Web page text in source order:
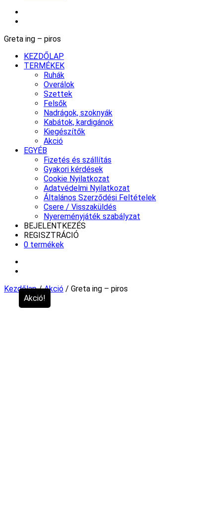
Greta ing – piros
KEZDŐLAP
TERMÉKEK
Ruhák
Overálok
Szettek
Felsők
Nadrágok, szoknyák
Kabátok, kardigánok
Kiegészítők
Akció
EGYÉB
Fizetés és szállítás
Gyakori kérdések
Cookie Nyilatkozat
Adatvédelmi Nyilatkozat
Általános Szerződési Feltételek
Csere / Visszaküldés
Nyereményjáték szabályzat
BEJELENTKEZÉS
REGISZTRÁCIÓ
0 termékek
Kezdőlap/Akció / Greta ing – piros
Akció!